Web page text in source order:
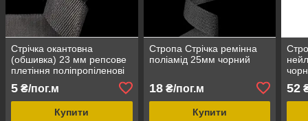
Стрічка окантовна
(обшивка) 23 мм репсове
плетіння поліпропіленові
5 ₴/пог.м
Купити
Стропа Стрічка ремінна
поліамід 25мм чорний
18₴/пог.м
Купити
52